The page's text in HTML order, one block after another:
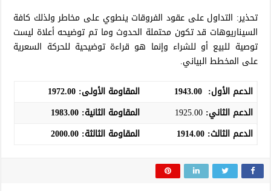
تحذير: التداول على عقود الفروقات ينطوي على مخاطر ولذلك كافة
السيناريوهات قد تكون محتملة الحدوث وما تم توضيحه أعلاة ليست
توصية للبيع أو للشراء وإنما هو قراءة توضيحية للحركة السعرية
على المخطط البياني.
الدعم الأول: 1943.00 المقاومة الأولى: 1972.00
الدعم الثاني:
المقاومة الثانية: 1983.00
الدعم الثالث:
1914.00 المقاومة الثالثة: 2000.00